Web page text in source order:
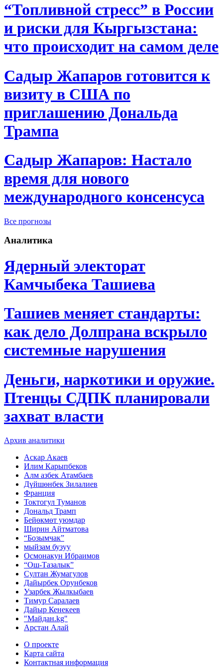
“Топливной стресс” в России
и риски для Кыргызстана:
что происходит на самом деле
Садыр Жапаров готовится к
визиту в США по
приглашению Дональда
Трампа
Садыр Жапаров: Настало
время для нового
международного консенсуса
Все прогнозы
Аналитика
Ядерный электорат
Камчыбека Ташиева
Ташиев меняет стандарты:
как дело Долпрана вскрыло
системные нарушения
Деньги, наркотики и оружие.
Птенцы СДПК планировали
захват власти
Архив аналитики
Аскар Акаев
Илим Карыпбеков
Алм азбек Атамбаев
Дүйшөнбек Зилалиев
Франция
Токтогул Туманов
Дональд Трамп
Бейөкмөт уюмдар
Ширин Айтматова
“Бозымчак”
мыйзам бузуу
Осмонакун Ибраимов
“Ош-Тазалык”
Султан Жумагулов
Дайырбек Орунбеков
Узарбек Жылкыбаев
Тимур Саралаев
Дайыр Кенекеев
"Майдан.kg"
Арстан Алай
О проекте
Карта сайта
Контактная информация